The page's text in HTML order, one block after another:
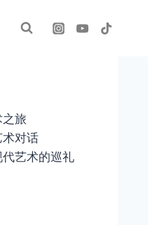
旅
术对话
艺术的巡礼